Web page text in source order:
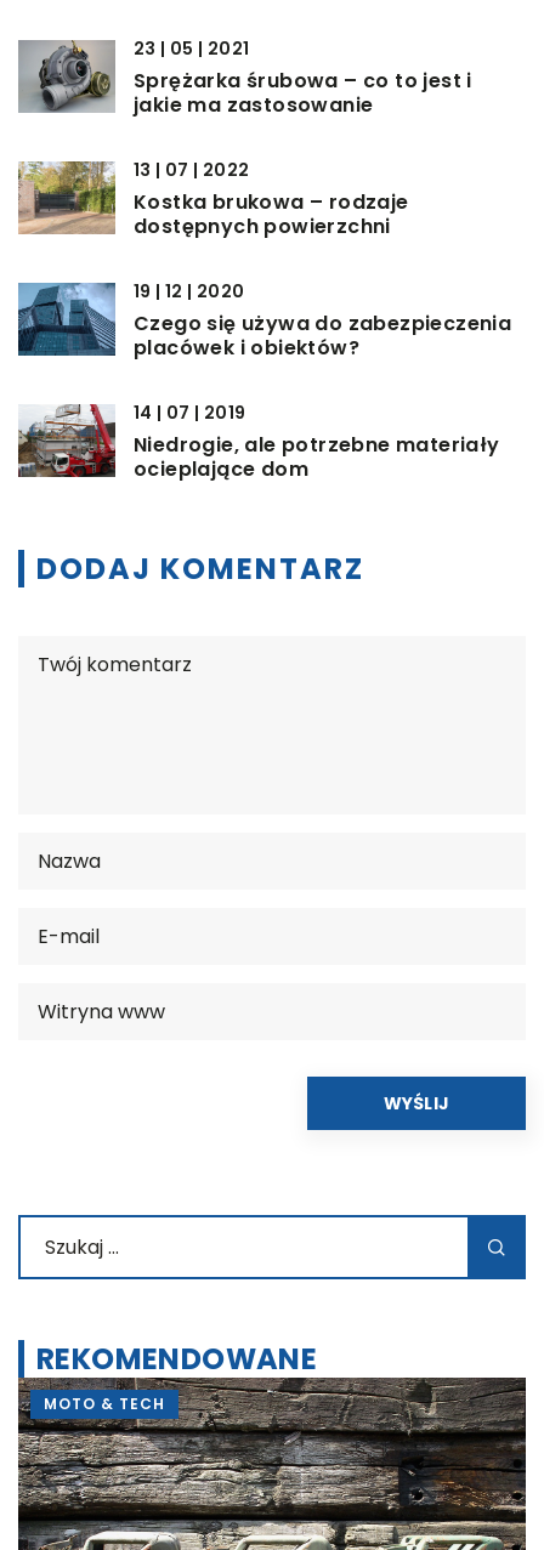
23 | 05 | 2021
Sprężarka śrubowa – co to jest i
jakie ma zastosowanie
13 | 07 | 2022
Kostka brukowa – rodzaje
dostępnych powierzchni
19 | 12 | 2020
Czego się używa do zabezpieczenia
placówek i obiektów?
14 | 07 | 2019
Niedrogie, ale potrzebne materiały
ocieplające dom
DODAJ KOMENTARZ
REKOMENDOWANE
MOTO & TECH